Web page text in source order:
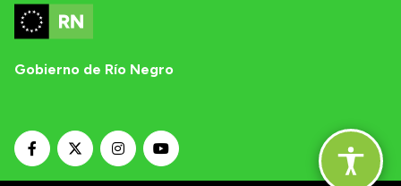
Gobierno de Río Negro